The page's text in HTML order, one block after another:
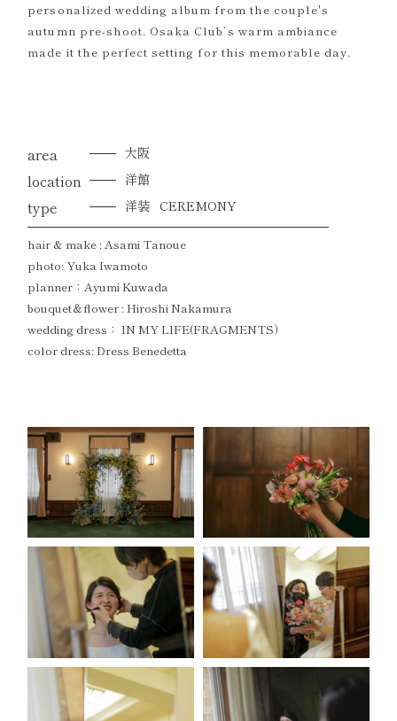
personalized wedding album from the couple's
autumn pre-shoot. Osaka Club’s warm ambiance
made it the perfect setting for this memorable day.
area 大阪
location 洋館
type 洋装 CEREMONY
hair & make : Asami Tanoue
photo: Yuka Iwamoto
planner：Ayumi Kuwada
bouquet＆flower : Hiroshi Nakamura
wedding dress： IN MY LIFE(FRAGMENTS）
color dress: Dress Benedetta